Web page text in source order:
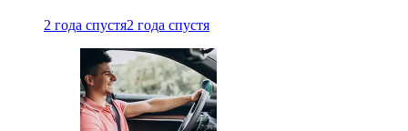
2 года спустя2 года спустя